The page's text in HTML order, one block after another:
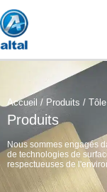
Aller
au
contenu
Accueil / Produits /
Produits
Nous sommes engagés
de technologies de
respectueuses de